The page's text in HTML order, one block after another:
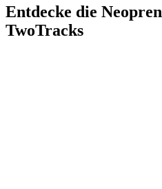
Entdecke die
TwoTracks